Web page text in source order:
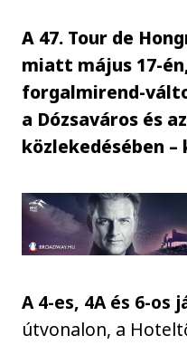
A 47. Tour de
miatt május 17-
forgalmirend-
a Dózsaváros és
közlekedésében –
A 4-es, 4A és 6-os
útvonalon, a